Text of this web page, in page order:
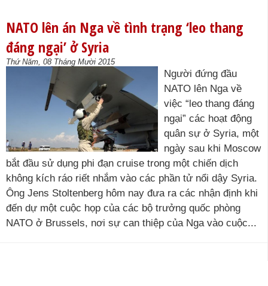
NATO lên án Nga về tình trạng ‘leo thang
đáng ngại’ ở Syria
Thứ Năm, 08 Tháng Mười 2015
Người đứng đầu
NATO lên Nga về
việc “leo thang đáng
ngại” các hoạt động
quân sự ở Syria, một
ngày sau khi Moscow
bắt đầu sử dụng phi đạn cruise trong một chiến dịch
không kích ráo riết nhắm vào các phần tử nổi dậy Syria.
Ông Jens Stoltenberg hôm nay đưa ra các nhận định khi
đến dự một cuộc họp của các bộ trưởng quốc phòng
NATO ở Brussels, nơi sự can thiệp của Nga vào cuộc...